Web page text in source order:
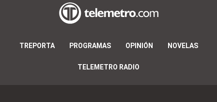
TREPORTA PROGRAMAS OPINIÓN NOVELAS
TELEMETRO RADIO